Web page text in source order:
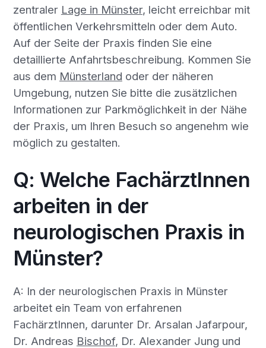
zentraler Lage in Münster, leicht erreichbar mit
öffentlichen Verkehrsmitteln oder dem Auto.
Auf der Seite der Praxis finden Sie eine
detaillierte Anfahrtsbeschreibung. Kommen Sie
aus dem Münsterland oder der näheren
Umgebung, nutzen Sie bitte die zusätzlichen
Informationen zur Parkmöglichkeit in der Nähe
der Praxis, um Ihren Besuch so angenehm wie
möglich zu gestalten.
Q: Welche FachärztInnen
arbeiten in der
neurologischen Praxis in
Münster?
A: In der neurologischen Praxis in Münster
arbeitet ein Team von erfahrenen
FachärztInnen, darunter Dr. Arsalan Jafarpour,
Dr. Andreas Bischof, Dr. Alexander Jung und